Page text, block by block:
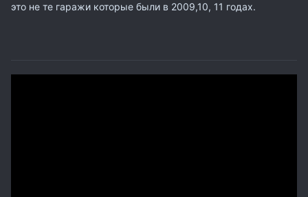
это не те гаражи которые были в 2009,10, 11 годах.